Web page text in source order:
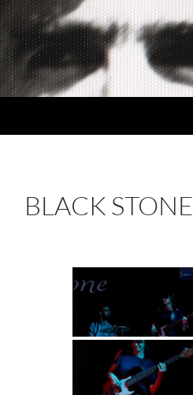
BLACK STONE